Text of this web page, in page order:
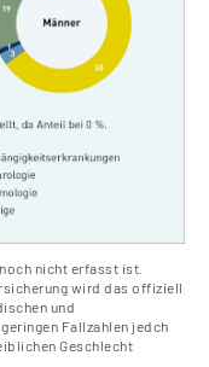
nicht erfasst ist.
wird das offiziell
und
Fallzahlen jedch
Geschlecht